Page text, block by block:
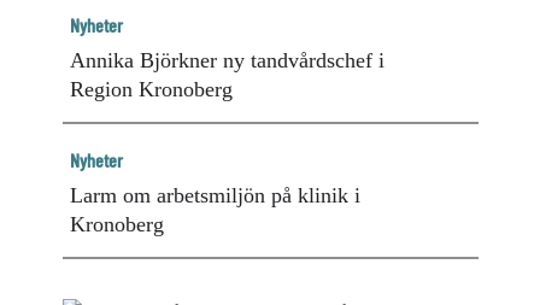
Annika Björkner ny tandvårdschef i
Region Kronoberg
Nyheter
Larm om arbetsmiljön på klinik i
Kronoberg
Nyheter